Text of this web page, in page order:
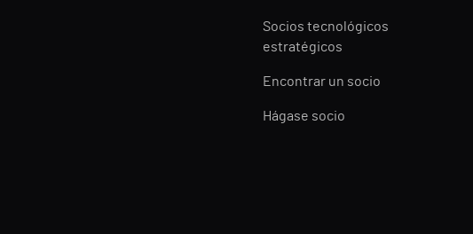
Socios tecnológicos
estratégicos
Encontrar un socio
Hágase socio